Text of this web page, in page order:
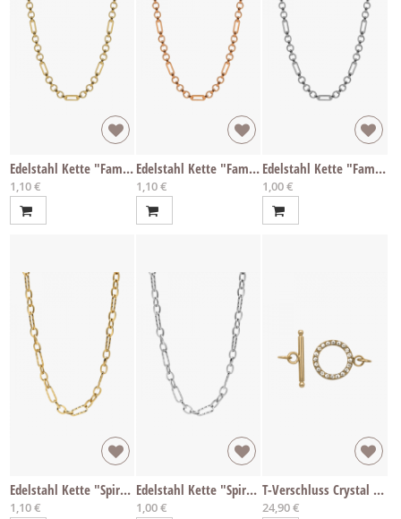
Edelstahl Kette "Fame gold" per cm
1,10 €
Edelstahl Kette "Fame rosé" per cm
1,10 €
Edelstahl Kette "Fame" per cm
1,00 €
Edelstahl Kette "Spira gold" per cm
1,10 €
Edelstahl Kette "Spira" per cm
1,00 €
T-Verschluss Crystal Gold
24,90 €